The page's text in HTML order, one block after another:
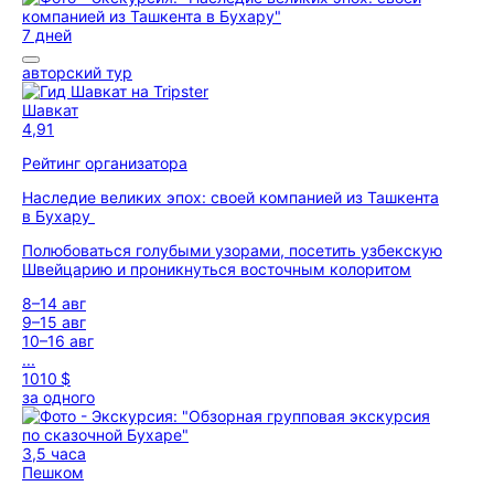
7 дней
авторский тур
Шавкат
4,91
Рейтинг организатора
Наследие великих эпох: своей компанией из Ташкента
в Бухару
Полюбоваться голубыми узорами, посетить узбекскую
Швейцарию и проникнуться восточным колоритом
8–14 авг
9–15 авг
10–16 авг
...
1010 $
за одного
3,5 часа
Пешком